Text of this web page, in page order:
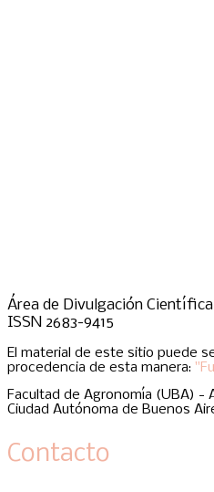
Área de Divulgación
ISSN 2683-9415
El material de este sitio puede
procedencia de esta manera:
Facultad de Agronomía (UBA) -
Ciudad Autónoma de Buenos
Contacto